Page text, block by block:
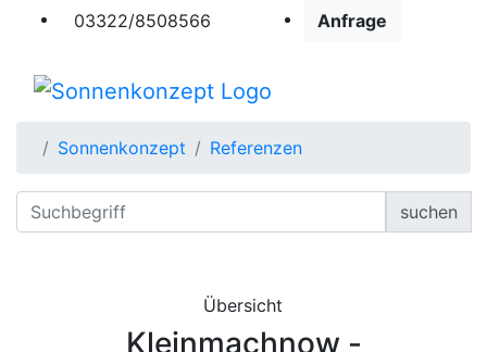
03322/8508566 Anfrage
Sonnenkonzept Referenzen
suchen
Übersicht
Kleinmachnow -